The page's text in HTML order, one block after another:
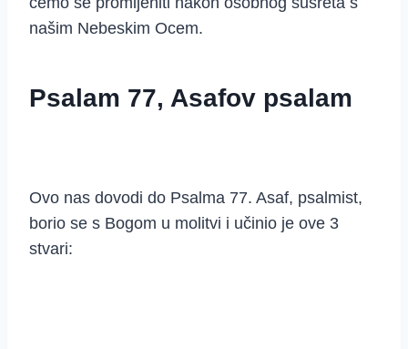
našim Nebeskim Ocem.
Psalam 77, Asafov psalam
Ovo nas dovodi do Psalma 77. Asaf, psalmist,
borio se s Bogom u molitvi i učinio je ove 3
stvari: